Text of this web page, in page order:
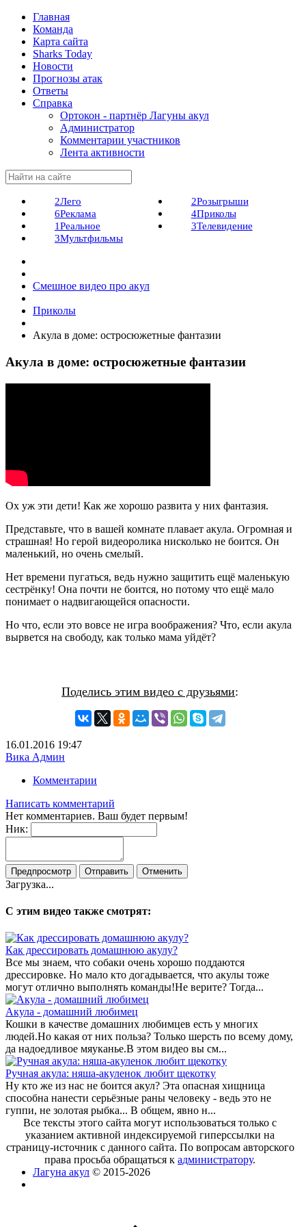
Главная
Команда
Карта сайта
Sharks Today
Новости
Прогнозы атак
Ответы
Справка
Ортокон - партнёр Лагуны акул
Администратор
Комментарии участников
Лента активности
2Лего
6Реклама
1Реальное
3Мультфильмы
2Розыгрыши
4Приколы
3Телевидение
Смешное видео про акул
Приколы
Акула в доме: остросюжетные фантазии
Акула в доме: остросюжетные фантазии
Ох уж эти дети! Как же хорошо развита у них фантазия.
Представьте, что в вашей комнате плавает акула. Огромная и
страшная! Но герой видеоролика нисколько не боится. Он
маленький, но очень смелый.
Нет времени пугаться, ведь нужно защитить ещё маленькую
сестрёнку! Она почти не боится, но потому что ещё мало
понимает о надвигающейся опасности.
Но что, если это вовсе не игра воображения? Что, если акула
вырвется на свободу, как только мама уйдёт?
Поделись этим видео с друзьями:
16.01.2016 19:47
Вика Админ
Комментарии
Написать комментарий
Нет комментариев. Ваш будет первым!
Ник:
Загрузка...
С этим видео также смотрят:
Как дрессировать домашнюю акулу?
Все мы знаем, что собаки очень хорошо поддаются
дрессировке. Но мало кто догадывается, что акулы тоже
могут отлично выполнять команды!Не верите? Тогда...
Акула - домашний любимец
Кошки в качестве домашних любимцев есть у многих
людей.Но какая от них польза? Только шерсть по всему дому,
да надоедливое мяуканье.В этом видео вы см...
Ручная акула: няша-акуленок любит щекотку
Ну кто же из нас не боится акул? Эта опасная хищница
способна нанести серьёзные раны человеку - ведь это не
гуппи, не золотая рыбка... В общем, явно н...
Все тексты этого сайта могут использоваться только с
указанием активной индексируемой гиперссылки на
страницу-источник с данного сайта. По вопросам авторского
права просьба обращаться кадминистратору.
Лагуна акул © 2015-2026